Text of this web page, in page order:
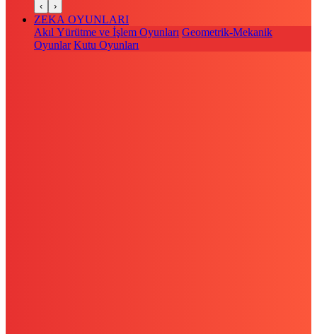
‹ ›
ZEKA OYUNLARI
Akıl Yürütme ve İşlem Oyunları Geometrik-Mekanik
Oyunlar Kutu Oyunları